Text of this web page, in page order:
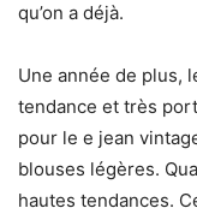
qu’on a déjà.
Une année de plus,
tendance et très
pour le e jean
blouses légères.
hautes tendances.